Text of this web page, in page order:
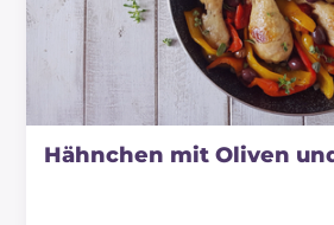
Hähnchen mit Oliven